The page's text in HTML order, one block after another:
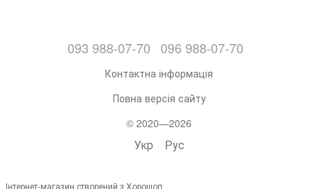
093 988-07-70 096 988-07-70
Контактна інформація
Повна версія сайту
© 2020—2026
Укр Рус
Інтернет-магазин створений з Хорошоп